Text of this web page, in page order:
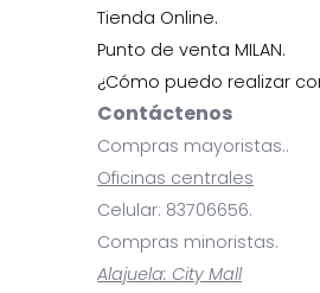
Tienda Online.
Punto de venta MILAN.
¿Cómo puedo realizar
Contáctenos
Compras mayoristas..
Oficinas centrales
Celular: 83706656.
Compras minoristas.
Alajuela: City Mall